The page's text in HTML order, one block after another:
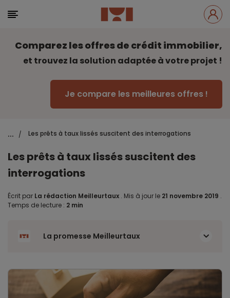
Comparez les offres de crédit immobilier,
et trouvez la solution adaptée à votre projet !
Je compare les meilleures offres !
... / Les prêts à taux lissés suscitent des interrogations
Les prêts à taux lissés suscitent des
interrogations
Écrit par La rédaction Meilleurtaux . Mis à jour le 21 novembre 2019 .
Temps de lecture : 2 min
La promesse Meilleurtaux